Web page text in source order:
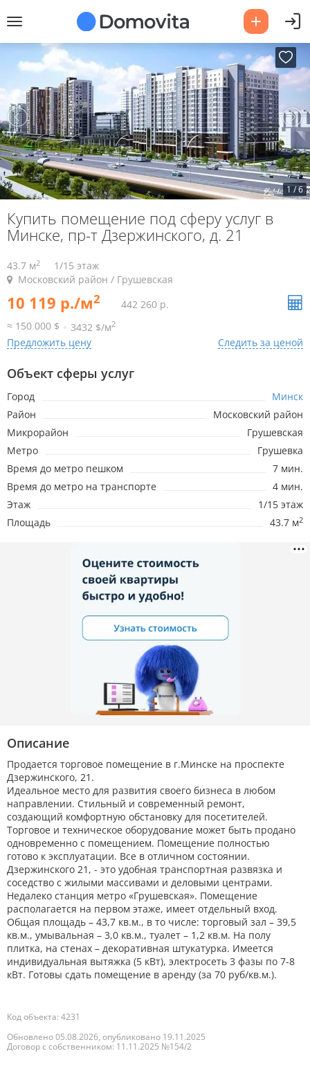
1/6
Купить помещение под сферу услуг в
Минске, пр-т Дзержинского, д. 21
43.7 м2
1/15 этаж
Московский район / Грушевская
10 119 р./м2
442 260 р.
≈ 150 000 $
3432 $/м2
Предложить цену Следить за ценой
Объект сферы услуг
Город
Минск
Район
Московский район
Микрорайон
Грушевская
Метро
Грушевка
Время до метро пешком
7 мин.
Время до метро на транспорте
4 мин.
Этаж
1/15 этаж
Площадь
43.7 м2
Описание
Продается торговое помещение в г.Минске на проспекте
Дзержинского, 21.
Идеальное место для развития своего бизнеса в любом
направлении. Стильный и современный ремонт,
создающий комфортную обстановку для посетителей.
Торговое и техническое оборудование может быть продано
одновременно с помещением. Помещение полностью
готово к эксплуатации. Все в отличном состоянии.
Дзержинского 21, - это удобная транспортная развязка и
соседство с жилыми массивами и деловыми центрами.
Недалеко станция метро «Грушевская». Помещение
располагается на первом этаже, имеет отдельный вход.
Общая площадь – 43,7 кв.м., в то числе: торговый зал – 39,5
кв.м., умывальная – 3,0 кв.м., туалет – 1,2 кв.м. На полу
плитка, на стенах – декоративная штукатурка. Имеется
индивидуальная вытяжка (5 кВт), электросеть 3 фазы по 7-8
кВт. Готовы сдать помещение в аренду (за 70 руб/кв.м.).
Код объекта: 4231
Обновлено 05.08.2026, опубликовано 19.11.2025
Договор с собственником: 11.11.2025 №154/2